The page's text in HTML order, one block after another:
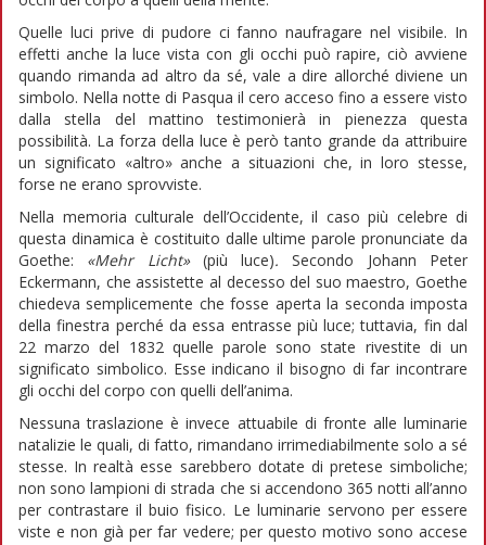
Quelle luci prive di pudore ci fanno naufragare nel visibile. In
effetti anche la luce vista con gli occhi può rapire, ciò avviene
quando rimanda ad altro da sé, vale a dire allorché diviene un
simbolo. Nella notte di Pasqua il cero acceso fino a essere visto
dalla stella del mattino testimonierà in pienezza questa
possibilità. La forza della luce è però tanto grande da attribuire
un significato «altro» anche a situazioni che, in loro stesse,
forse ne erano sprovviste.
Nella memoria culturale dell’Occidente, il caso più celebre di
questa dinamica è costituito dalle ultime parole pronunciate da
Goethe: «Mehr Licht» (più luce). Secondo Johann Peter
Eckermann, che assistette al decesso del suo maestro, Goethe
chiedeva semplicemente che fosse aperta la seconda imposta
della finestra perché da essa entrasse più luce; tuttavia, fin dal
22 marzo del 1832 quelle parole sono state rivestite di un
significato simbolico. Esse indicano il bisogno di far incontrare
gli occhi del corpo con quelli dell’anima.
Nessuna traslazione è invece attuabile di fronte alle luminarie
natalizie le quali, di fatto, rimandano irrimediabilmente solo a sé
stesse. In realtà esse sarebbero dotate di pretese simboliche;
non sono lampioni di strada che si accendono 365 notti all’anno
per contrastare il buio fisico. Le luminarie servono per essere
viste e non già per far vedere; per questo motivo sono accese